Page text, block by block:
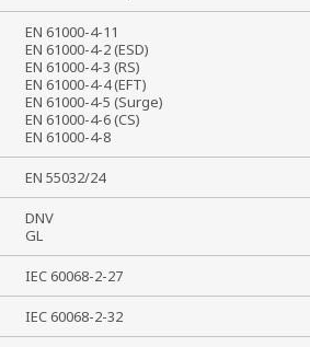
EN 61000-4-11
EN 61000-4-2 (ESD)
EN 61000-4-3 (RS)
EN 61000-4-4 (EFT)
EN 61000-4-5 (Surge)
EN 61000-4-6 (CS)
EN 61000-4-8
EN 55032/24
DNV
GL
IEC 60068-2-27
IEC 60068-2-32